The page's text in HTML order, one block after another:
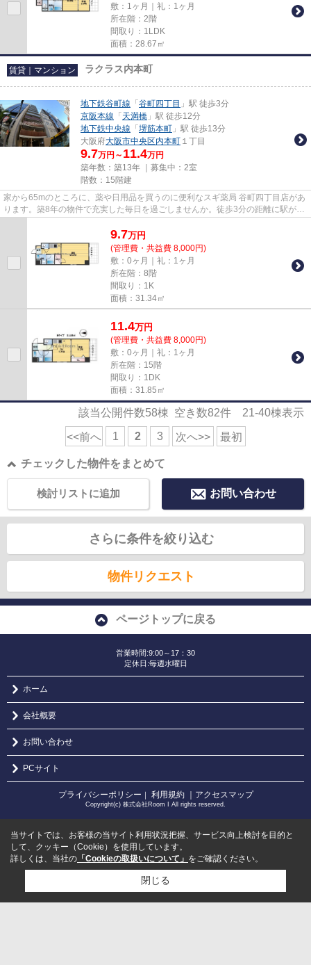
敷：1ヶ月｜礼：1ヶ月
所在階：2階
間取り：1LDK
面積：28.67㎡
賃貸｜マンション ラクラス内本町
地下鉄谷町線 「 谷町四丁目 」駅 徒歩3分
京阪本線 「 天満橋 」駅 徒歩12分
地下鉄中央線 「 堺筋本町 」駅 徒歩13分
大阪府大阪市中央区内本町 １丁目
9.7万円～ 11.4万円
築年数：築13年 ｜募集中： 2室
階数：15階建
家から65mのところに、薬や日用品を買うのに便利なスギ薬局 谷町四丁目店があ
ります。築8年の物件で充実した毎日を過ごしませんか。徒歩3分の距離に駅があ
9.7万円
(管理費・共益費 8,000円)
敷：0ヶ月｜礼：1ヶ月
所在階：8階
間取り：1K
面積：31.34㎡
11.4万円
(管理費・共益費 8,000円)
敷：0ヶ月｜礼：1ヶ月
所在階：15階
間取り：1DK
面積：31.85㎡
該当公開件数58棟 空き数82件 21-40棟表示
<<前へ 1 2 3 次へ>> 最初
チェックした物件をまとめて
お問い合わせ
検討リストに追加
さらに条件を絞り込む
物件リクエスト
ページトップに戻る
営業時間:9:00～17：30
定休日:毎週水曜日
ホーム
会社概要
お問い合わせ
PCサイト
プライバシーポリシー ｜ 利用規約 ｜アクセスマップ
Copyright(c) 株式会社Room I All rights reserved.
当サイトでは、お客様の当サイト利用状況把握、サービス向上検討を目的と
して、クッキー（Cookie）を使用しています。
詳しくは、当社の 「Cookieの取扱いについて」 をご確認ください。
閉じる